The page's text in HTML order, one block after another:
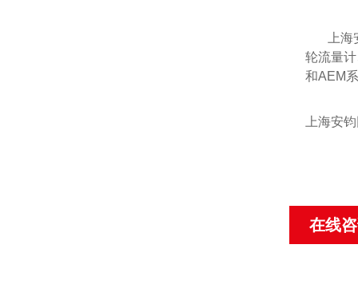
上
轮流量
和AEM
上海安
在线